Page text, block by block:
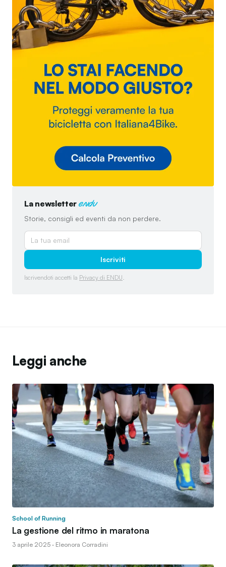
La newsletter endu
Storie, consigli ed eventi da non perdere.
Iscriviti
Iscrivendoti accetti la Privacy di ENDU.
Leggi anche
School of Running
La gestione del ritmo in maratona
3 aprile 2025 · Eleonora Corradini